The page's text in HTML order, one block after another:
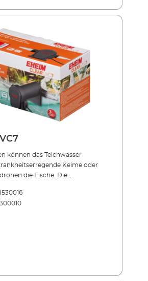
aus stoßfestem und UV-
als auch in Verbindung mit
Teichfilter-Sets NEU: Mit 3
Ø 25 = 1", Ø 32 = 1 1/4", Ø
5 m Netzkabel
können das Teich­­wasser
Keime oder
die Fische. Die
für Abhilfe: Die spezielle
bekämpft gezielt, was den
UVC-Lampe mit
Niedriger
aus stoßfestem und UV-